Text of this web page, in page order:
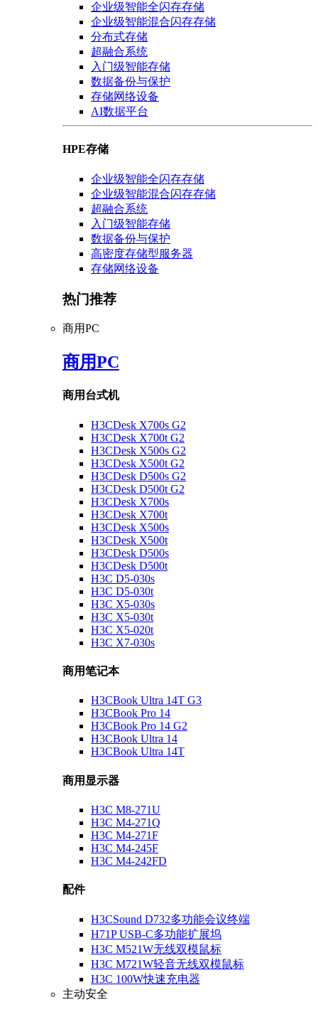
企业级智能全闪存存储
企业级智能混合闪存存储
分布式存储
超融合系统
入门级智能存储
数据备份与保护
存储网络设备
AI数据平台
HPE存储
企业级智能全闪存存储
企业级智能混合闪存存储
超融合系统
入门级智能存储
数据备份与保护
高密度存储型服务器
存储网络设备
热门推荐
商用PC
商用PC
商用台式机
H3CDesk X700s G2
H3CDesk X700t G2
H3CDesk X500s G2
H3CDesk X500t G2
H3CDesk D500s G2
H3CDesk D500t G2
H3CDesk X700s
H3CDesk X700t
H3CDesk X500s
H3CDesk X500t
H3CDesk D500s
H3CDesk D500t
H3C D5-030s
H3C D5-030t
H3C X5-030s
H3C X5-030t
H3C X5-020t
H3C X7-030s
商用笔记本
H3CBook Ultra 14T G3
H3CBook Pro 14
H3CBook Pro 14 G2
H3CBook Ultra 14
H3CBook Ultra 14T
商用显示器
H3C M8-271U
H3C M4-271Q
H3C M4-271F
H3C M4-245F
H3C M4-242FD
配件
H3CSound D732多功能会议终端
H71P USB-C多功能扩展坞
H3C M521W无线双模鼠标
H3C M721W轻音无线双模鼠标
H3C 100W快速充电器
主动安全